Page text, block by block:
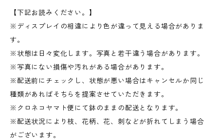
【下記お読みください。】
※ディスプレイの相違により色が違って見える場合がありま
す。
※状態は日々変化します。写真と若干違う場合があります。
※写真にない損傷や汚れがある場合があります。
※配送前にチェックし、状態が悪い場合はキャンセルか同じ
種類があればそちらを提案させていただきます。
※クロネコヤマト便にて鉢のままの配送となります。
※配送状況により枝、花柄、花、刺などが折れてしまう場合
がございます。